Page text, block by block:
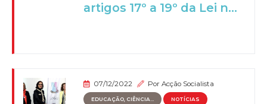
artigos 17º a 19º da Lei n...
07/12/2022 PorAcção Socialista
EDUCAÇÃO, CIÊNCIA... NOTÍCIAS